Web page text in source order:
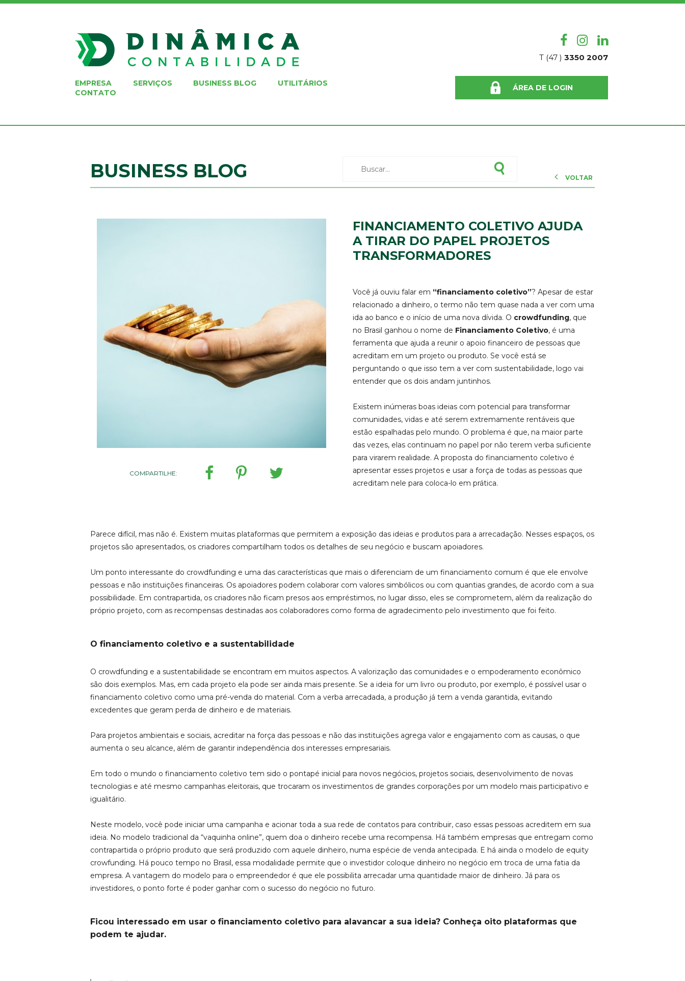
T (47 ) 3350 2007
EMPRESA SERVIÇOS BUSINESS BLOG
UTILITÁRIOS
CONTATO
ÁREA DE LOGIN
BUSINESS BLOG VOLTAR
COMPARTILHE:
FINANCIAMENTO COLETIVO AJUDA
A TIRAR DO PAPEL PROJETOS
TRANSFORMADORES
Você já ouviu falar em “financiamento coletivo”? Apesar de estar
relacionado a dinheiro, o termo não tem quase nada a ver com uma
ida ao banco e o início de uma nova dívida. O crowdfunding, que
no Brasil ganhou o nome de Financiamento Coletivo, é uma
ferramenta que ajuda a reunir o apoio financeiro de pessoas que
acreditam em um projeto ou produto. Se você está se
perguntando o que isso tem a ver com sustentabilidade, logo vai
entender que os dois andam juntinhos.
Existem inúmeras boas ideias com potencial para transformar
comunidades, vidas e até serem extremamente rentáveis que
estão espalhadas pelo mundo. O problema é que, na maior parte
das vezes, elas continuam no papel por não terem verba suficiente
para virarem realidade. A proposta do financiamento coletivo é
apresentar esses projetos e usar a força de todas as pessoas que
acreditam nele para coloca-lo em prática.
Parece difícil, mas não é. Existem muitas plataformas que permitem a exposição das ideias e produtos para a arrecadação. Nesses espaços, os
projetos são apresentados, os criadores compartilham todos os detalhes de seu negócio e buscam apoiadores.
Um ponto interessante do crowdfunding e uma das características que mais o diferenciam de um financiamento comum é que ele envolve
pessoas e não instituições financeiras. Os apoiadores podem colaborar com valores simbólicos ou com quantias grandes, de acordo com a sua
possibilidade. Em contrapartida, os criadores não ficam presos aos empréstimos, no lugar disso, eles se comprometem, além da realização do
próprio projeto, com as recompensas destinadas aos colaboradores como forma de agradecimento pelo investimento que foi feito.
O financiamento coletivo e a sustentabilidade
O crowdfunding e a sustentabilidade se encontram em muitos aspectos. A valorização das comunidades e o empoderamento econômico
são dois exemplos. Mas, em cada projeto ela pode ser ainda mais presente. Se a ideia for um livro ou produto, por exemplo, é possível usar o
financiamento coletivo como uma pré-venda do material. Com a verba arrecadada, a produção já tem a venda garantida, evitando
excedentes que geram perda de dinheiro e de materiais.
Para projetos ambientais e sociais, acreditar na força das pessoas e não das instituições agrega valor e engajamento com as causas, o que
aumenta o seu alcance, além de garantir independência dos interesses empresariais.
Em todo o mundo o financiamento coletivo tem sido o pontapé inicial para novos negócios, projetos sociais, desenvolvimento de novas
tecnologias e até mesmo campanhas eleitorais, que trocaram os investimentos de grandes corporações por um modelo mais participativo e
igualitário.
Neste modelo, você pode iniciar uma campanha e acionar toda a sua rede de contatos para contribuir, caso essas pessoas acreditem em sua
ideia. No modelo tradicional da “vaquinha online”, quem doa o dinheiro recebe uma recompensa. Há também empresas que entregam como
contrapartida o próprio produto que será produzido com aquele dinheiro, numa espécie de venda antecipada. E há ainda o modelo de equity
crowfunding. Há pouco tempo no Brasil, essa modalidade permite que o investidor coloque dinheiro no negócio em troca de uma fatia da
empresa. A vantagem do modelo para o empreendedor é que ele possibilita arrecadar uma quantidade maior de dinheiro. Já para os
investidores, o ponto forte é poder ganhar com o sucesso do negócio no futuro.
Ficou interessado em usar o financiamento coletivo para alavancar a sua ideia? Conheça oito plataformas que
podem te ajudar.